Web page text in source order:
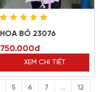
HOA BÓ 23076
750.000đ
XEM CHI TIẾT
5 6 7 ... 12